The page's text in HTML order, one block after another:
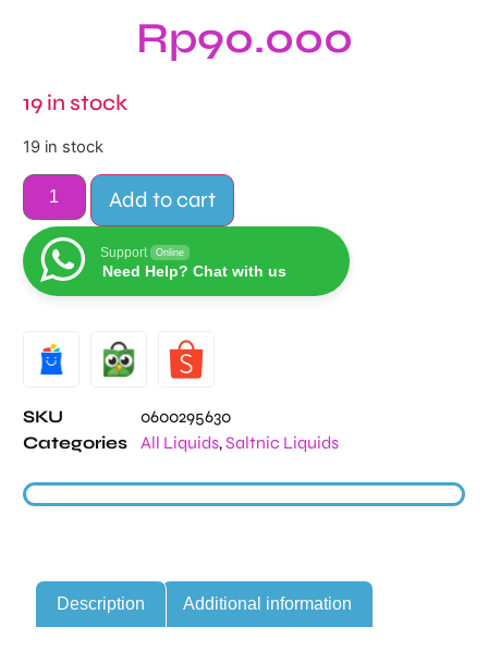
Rp90.000
19 in stock
19 in stock
Add to cart
Support Online
Need Help? Chat with us
SKU
0600295630
Categories
All Liquids,Saltnic Liquids
Description Additional information